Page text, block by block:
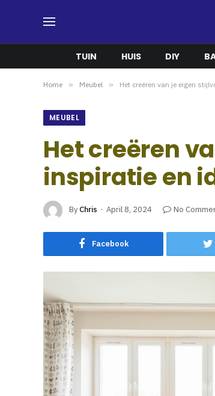
TUIN HUIS DIY
Home » Meubel » Het creëren van je eigen
MEUBEL
Het creëren
inspiratie en
By Chris April 8, 2024 No
Facebook